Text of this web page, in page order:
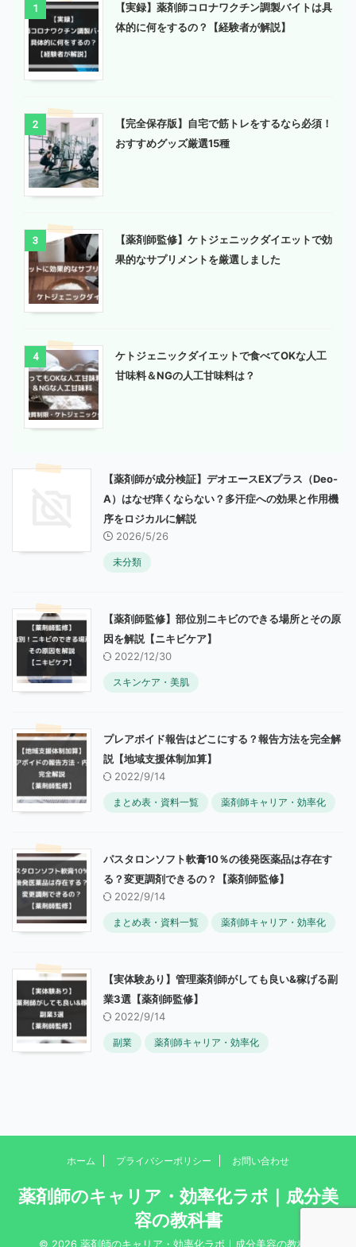
1
【実録】薬剤師コロナワクチン調製バイトは具
体的に何をするの？【経験者が解説】
2
【完全保存版】自宅で筋トレをするなら必須！
おすすめグッズ厳選15種
3
【薬剤師監修】ケトジェニックダイエットで効
果的なサプリメントを厳選しました
4
ケトジェニックダイエットで食べてOKな人工
甘味料＆NGの人工甘味料は？
【薬剤師が成分検証】デオエースEXプラス（Deo-
A）はなぜ痒くならない？多汗症への効果と作用機
序をロジカルに解説
2026/5/26
未分類
【薬剤師監修】部位別ニキビのできる場所とその原
因を解説【ニキビケア】
2022/12/30
スキンケア・美肌
プレアボイド報告はどこにする？報告方法を完全解
説【地域支援体制加算】
2022/9/14
まとめ表・資料一覧 薬剤師キャリア・効率化
パスタロンソフト軟膏10％の後発医薬品は存在す
る？変更調剤できるの？【薬剤師監修】
2022/9/14
まとめ表・資料一覧 薬剤師キャリア・効率化
【実体験あり】管理薬剤師がしても良い&稼げる副
業3選【薬剤師監修】
2022/9/14
副業 薬剤師キャリア・効率化
ホーム プライバシーポリシー お問い合わせ
薬剤師のキャリア・効率化ラボ｜成分美
容の教科書
© 2026 薬剤師のキャリア・効率化ラボ｜成分美容の教科書